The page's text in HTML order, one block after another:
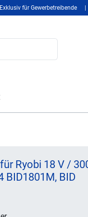
Exklusiv für Gewerbetreibende
Ryobi 18 V /
BID1801M, BID